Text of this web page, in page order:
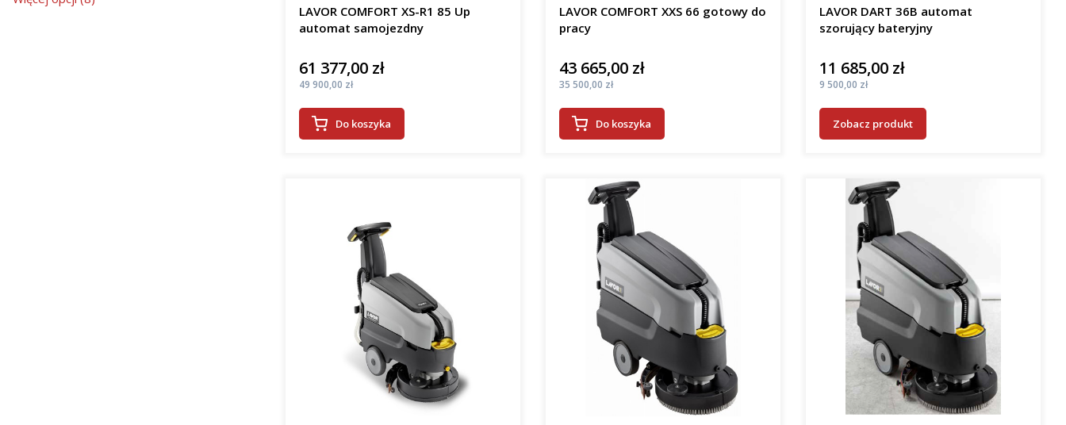
LAVOR COMFORT XS-R1 85 Up
automat samojezdny
Cena
61 377,00 zł
Cena
49 900,00 zł
Do koszyka
LAVOR COMFORT XXS 66 gotowy do
pracy
Cena
43 665,00 zł
Cena
35 500,00 zł
Do koszyka
LAVOR DART 36B automat
szorujący bateryjny
Cena
11 685,00 zł
Cena
9 500,00 zł
Zobacz produkt